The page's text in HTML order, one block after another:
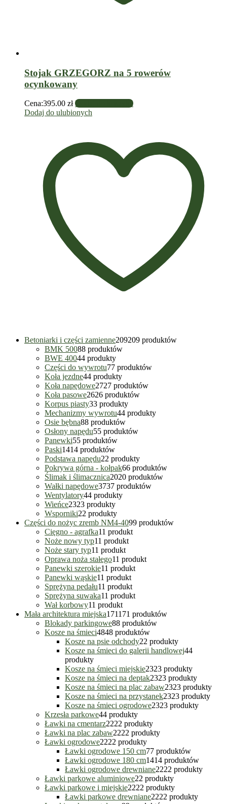
Stojak GRZEGORZ na 5 rowerów
ocynkowany
Cena:395.00 zł Dodaj do koszyka
Dodaj do ulubionych
Betoniarki i części zamienne209209 produktów
BMK 50088 produktów
BWE 40044 produkty
Części do wywrotu77 produktów
Koła jezdne44 produkty
Koła napędowe2727 produktów
Koła pasowe2626 produktów
Korpus piasty33 produkty
Mechanizmy wywrotu44 produkty
Osie bębna88 produktów
Osłony napędu55 produktów
Panewki55 produktów
Paski1414 produktów
Podstawa napędu22 produkty
Pokrywa górna - kołpak66 produktów
Ślimak i ślimacznica2020 produktów
Wałki napędowe3737 produktów
Wentylatory44 produkty
Wieńce2323 produkty
Wsporniki22 produkty
Części do nożyc zremb NM4-4099 produktów
Cięgno - agrafka11 produkt
Noże nowy typ11 produkt
Noże stary typ11 produkt
Oprawa noża stałego11 produkt
Panewki szerokie11 produkt
Panewki wąskie11 produkt
Sprężyna pedału11 produkt
Sprężyna suwaka11 produkt
Wał korbowy11 produkt
Mała architektura miejska171171 produktów
Blokady parkingowe88 produktów
Kosze na śmieci4848 produktów
Kosze na psie odchody22 produkty
Kosze na śmieci do galerii handlowej44
produkty
Kosze na śmieci miejskie2323 produkty
Kosze na śmieci na deptak2323 produkty
Kosze na śmieci na plac zabaw2323 produkty
Kosze na śmieci na przystanek2323 produkty
Kosze na śmieci ogrodowe2323 produkty
Krzesła parkowe44 produkty
Ławki na cmentarz2222 produkty
Ławki na plac zabaw2222 produkty
Ławki ogrodowe2222 produkty
Ławki ogrodowe 150 cm77 produktów
Ławki ogrodowe 180 cm1414 produktów
Ławki ogrodowe drewniane2222 produkty
Ławki parkowe aluminiowe22 produkty
Ławki parkowe i miejskie2222 produkty
Ławki parkowe drewniane2222 produkty